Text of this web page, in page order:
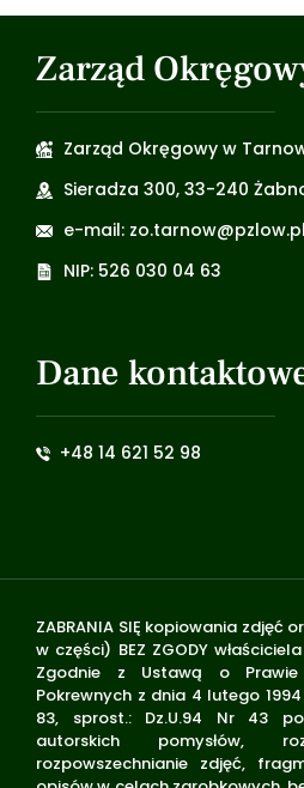
Zarząd
Zarząd Okręgowy w
Sieradza 300, 33-240
e-mail: zo.tarnow@pzlow.pl
NIP: 526 030 04 63
Dane
+48 14 621 52 98
ZABRANIA SIĘ kopiowania zdjęć
w części) BEZ ZGODY
Zgodnie z Ustawą o
Pokrewnych z dnia 4 lutego
83, sprost.: Dz.U.94 Nr 43
autorskich pomysłów,
rozpowszechnianie zdjęć,